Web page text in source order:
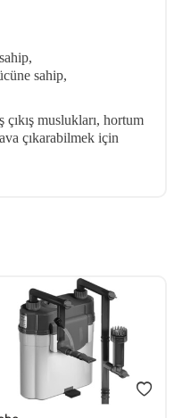
sahip,
muslukları, hortum
çıkarabilmek için